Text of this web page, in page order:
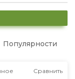
Популярности
Сравнить